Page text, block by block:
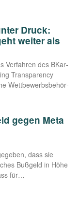
Druck:
weiter als
Ver­fah­ren des BKar­
Trans­pa­ren­cy
Wett­be­werbs­be­hör­
gegen Meta
dass sie
Buß­geld in Höhe
für…